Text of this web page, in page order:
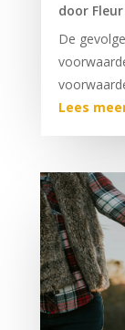
door
De
Lees